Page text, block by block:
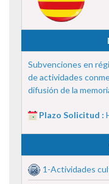
Subvenciones en
de actividades
difusión de la
Plazo Solicitud :
1-Actividades